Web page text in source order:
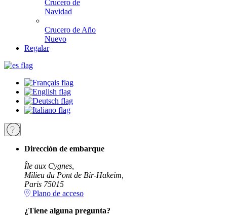
Crucero de
Navidad
Crucero de Año
Nuevo
Regalar
Dirección de embarque
Île aux Cygnes,
Milieu du Pont de Bir-Hakeim,
Paris 75015
Plano de acceso
¿Tiene alguna pregunta?